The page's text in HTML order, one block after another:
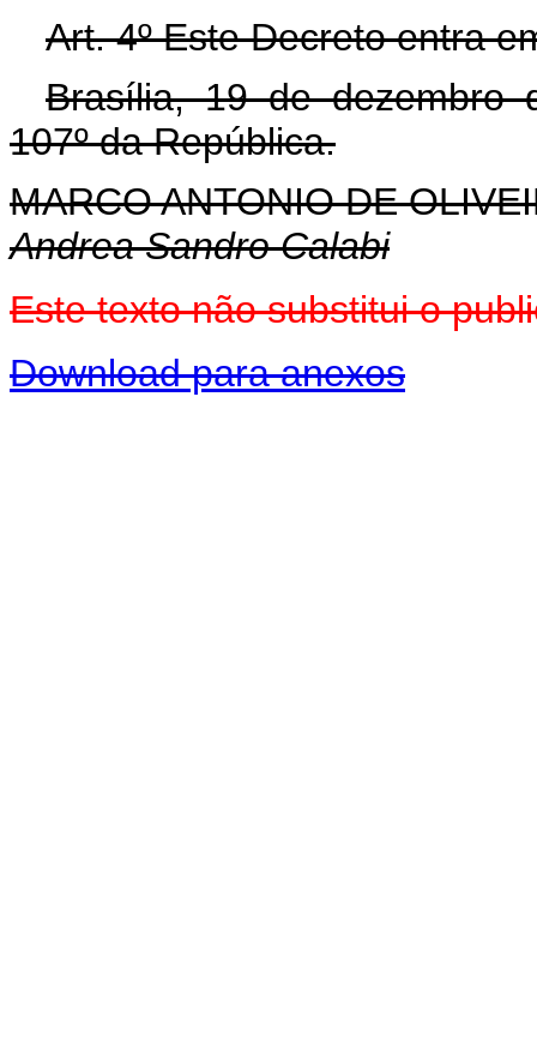
Art. 4º Este Decreto entra
Brasília, 19 de dezembro
107º da República.
MARCO ANTONIO DE
Andrea Sandro Calabi
Este texto não substitui o
Download para anexos